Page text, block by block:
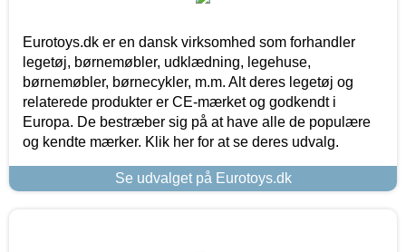
Eurotoys.dk er en dansk virksomhed som forhandler
legetøj, børnemøbler, udklædning, legehuse,
børnemøbler, børnecykler, m.m. Alt deres legetøj og
relaterede produkter er CE-mærket og godkendt i
Europa. De bestræber sig på at have alle de populære
og kendte mærker. Klik her for at se deres udvalg.
Se udvalget på Eurotoys.dk